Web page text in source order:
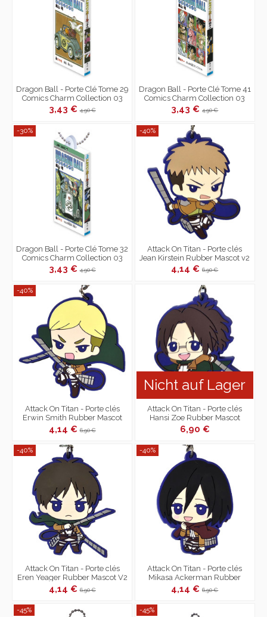
Dragon Ball - Porte Clé Tome 29
Comics Charm Collection 03
3,43 €4,90 €
Dragon Ball - Porte Clé Tome 41
Comics Charm Collection 03
3,43 €4,90 €
-30%
Dragon Ball - Porte Clé Tome 32
Comics Charm Collection 03
3,43 €4,90 €
-40%
Attack On Titan - Porte clés
Jean Kirstein Rubber Mascot v2
4,14 €6,90 €
-40%
Attack On Titan - Porte clés
Erwin Smith Rubber Mascot
4,14 €6,90 €
Nicht auf Lager
Attack On Titan - Porte clés
Hansi Zoe Rubber Mascot
6,90 €
-40%
Attack On Titan - Porte clés
Eren Yeager Rubber Mascot V2
4,14 €6,90 €
-40%
Attack On Titan - Porte clés
Mikasa Ackerman Rubber
Mascot V2
4,14 €6,90 €
-45% -45%